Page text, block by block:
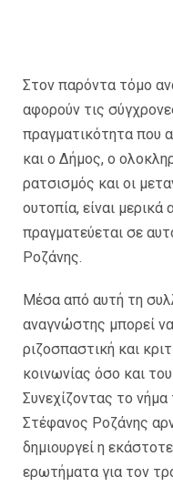
Στον παρόντα τόμο
αφορούν τις
πραγματικότητα που
και ο Δήμος, ο
ρατσισμός και οι
ουτοπία, είναι
πραγματεύεται σε
Ροζάνης.
Mέσα από αυτή τη
αναγνώστης μπορεί
ριζοσπαστική και
κοινωνίας όσο και
Συνεχίζοντας το
Στέφανος Ροζάνης
δημιουργεί η
ερωτήματα για τον